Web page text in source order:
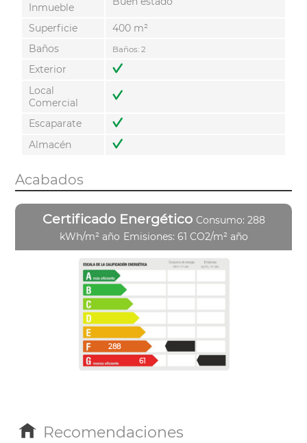
Inmueble
Superficie
400 m²
Baños
Baños: 2
Exterior
Local
Comercial
Escaparate
Almacén
Acabados
Certificado Energético Consumo: 288
kWh/m² año Emisiones: 61 CO2/m² año
288
61
Recomendaciones